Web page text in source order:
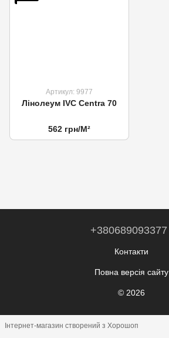
Артикул: 9977
Лінолеум IVC Centra 70
562 грн/М²
+380689093377
Контакти
Повна версія сайту
© 2026
Інтернет-магазин створений з Хорошоп